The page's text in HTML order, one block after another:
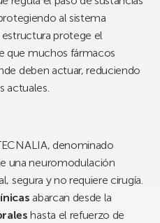
al sistema
protege el
que muchos fármacos
deben actuar, reduciendo
actuales.
denominado
una neuromodulación
segura y no requiere cirugía.
abarcan desde la
hasta el refuerzo de